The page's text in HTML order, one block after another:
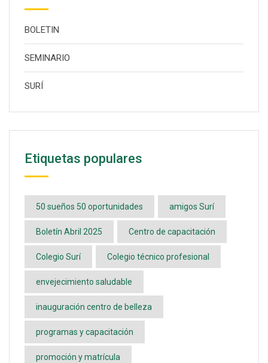
BOLETIN
SEMINARIO
SURÍ
Etiquetas populares
50 sueños 50 oportunidades amigos Surí
Boletín Abril 2025 Centro de capacitación
Colegio Surí Colegio técnico profesional
envejecimiento saludable
inauguración centro de belleza
programas y capacitación
promoción y matrícula